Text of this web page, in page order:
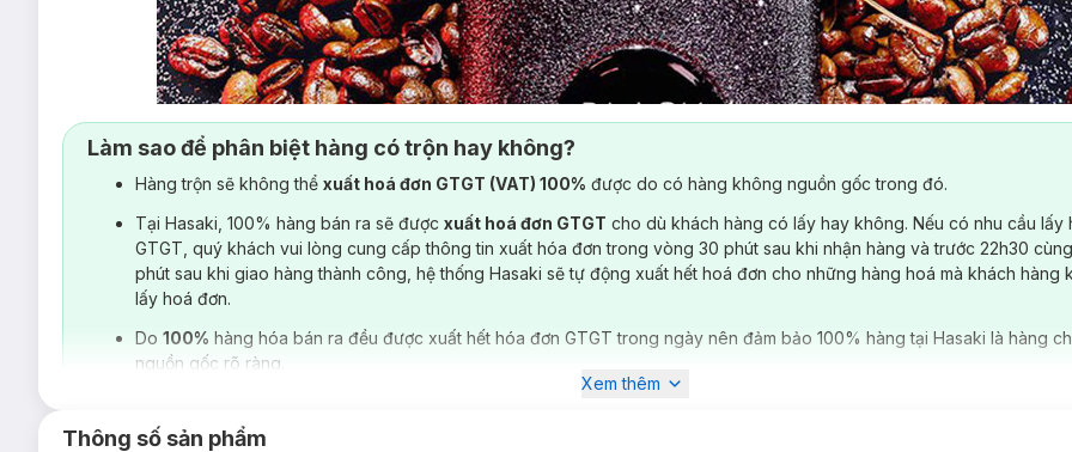
Làm sao để phân biệt hàng có trộn hay không?
Hàng trộn sẽ không thể xuất hoá đơn GTGT (VAT) 100% được do có hàng không nguồn gốc trong đó.
Tại Hasaki, 100% hàng bán ra sẽ được xuất hoá đơn GTGT cho dù khách hàng có lấy hay không. Nếu có nhu cầu lấy
GTGT, quý khách vui lòng cung cấp thông tin xuất hóa đơn trong vòng 30 phút sau khi nhận hàng và trước 22h30
phút sau khi giao hàng thành công, hệ thống Hasaki sẽ tự động xuất hết hoá đơn cho những hàng hoá mà khách hàng
lấy hoá đơn.
Do 100% hàng hóa bán ra đều được xuất hết hóa đơn GTGT trong ngày nên đảm bảo 100% hàng tại Hasaki là hàng
nguồn gốc rõ ràng.
Xem thêm
Thông số sản phẩm